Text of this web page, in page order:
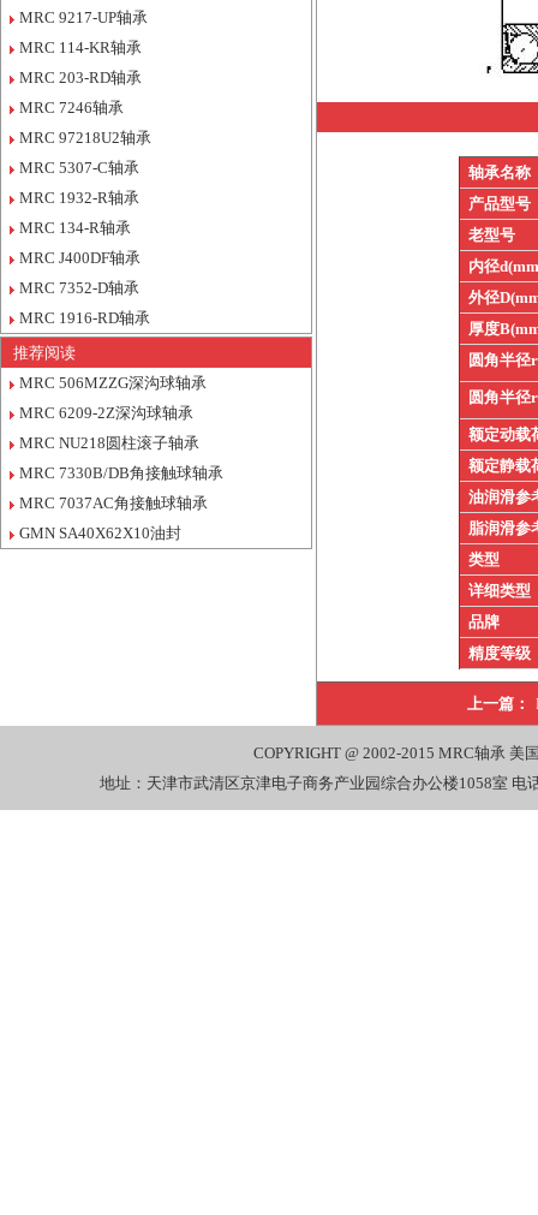
MRC 9217-UP轴承
MRC 114-KR轴承
MRC 203-RD轴承
MRC 7246轴承
MRC 97218U2轴承
MRC 5307-C轴承
MRC 1932-R轴承
MRC 134-R轴承
MRC J400DF轴承
MRC 7352-D轴承
MRC 1916-RD轴承
推荐阅读
MRC 506MZZG深沟球轴承
MRC 6209-2Z深沟球轴承
MRC NU218圆柱滚子轴承
MRC 7330B/DB角接触球轴承
MRC 7037AC角接触球轴承
GMN SA40X62X10油封
轴承名称
产品型号
老型号
内径
外径
厚度
圆角半径r
圆角半径r
额定动载
额定静载
油润滑参
脂润滑参
类型
详细类型
品牌
精度等级
上一篇：
COPYRIGHT @ 2002-2015 MRC轴承 美
地址：天津市武清区京津电子商务产业园综合办公楼1058室 电